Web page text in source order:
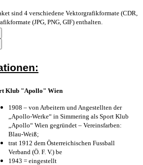
sind 4 verschiedene Vektorgrafikformate (CDR,
(JPG, PNG, GIF) enthalten.
Klub "Apollo" Wien
1908 – von Arbeitern und Angestellten der
„Apollo-Werke“ in Simmering als Sport Klub
„Apollo“ Wien gegründet – Vereinsfarben:
Blau-Weiß;
trat 1912 dem Österreichischen Fussball
Verband (Ö. F. V.) be
1943 = eingestellt